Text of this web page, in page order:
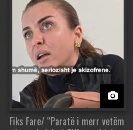
Fiks Fare/ “Paratë i merr vetëm